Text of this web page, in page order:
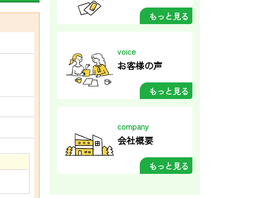
もっと見る
voice
お客様の声
もっと見る
company
会社概要
もっと見る